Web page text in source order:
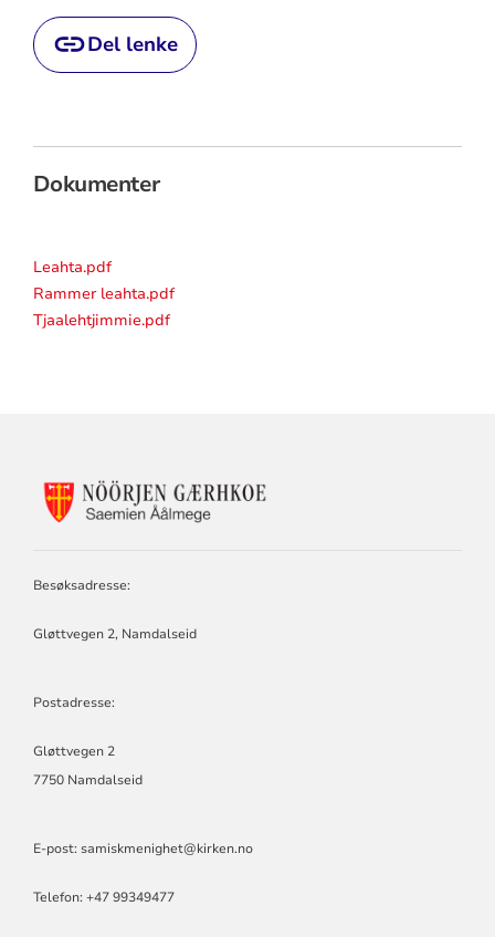
Del lenke
Dokumenter
Leahta.pdf
Rammer leahta.pdf
Tjaalehtjimmie.pdf
Besøksadresse:
Gløttvegen 2, Namdalseid
Postadresse:
Gløttvegen 2
7750 Namdalseid
E-post: samiskmenighet@kirken.no
Telefon: +47 99349477